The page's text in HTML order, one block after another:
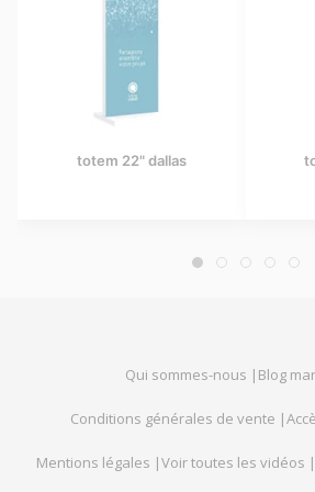
22" dallas totem 27" adrian
Qui sommes-nous | Blog
Conditions générales de vente |
Mentions légales |Voir toutes les vidéos |